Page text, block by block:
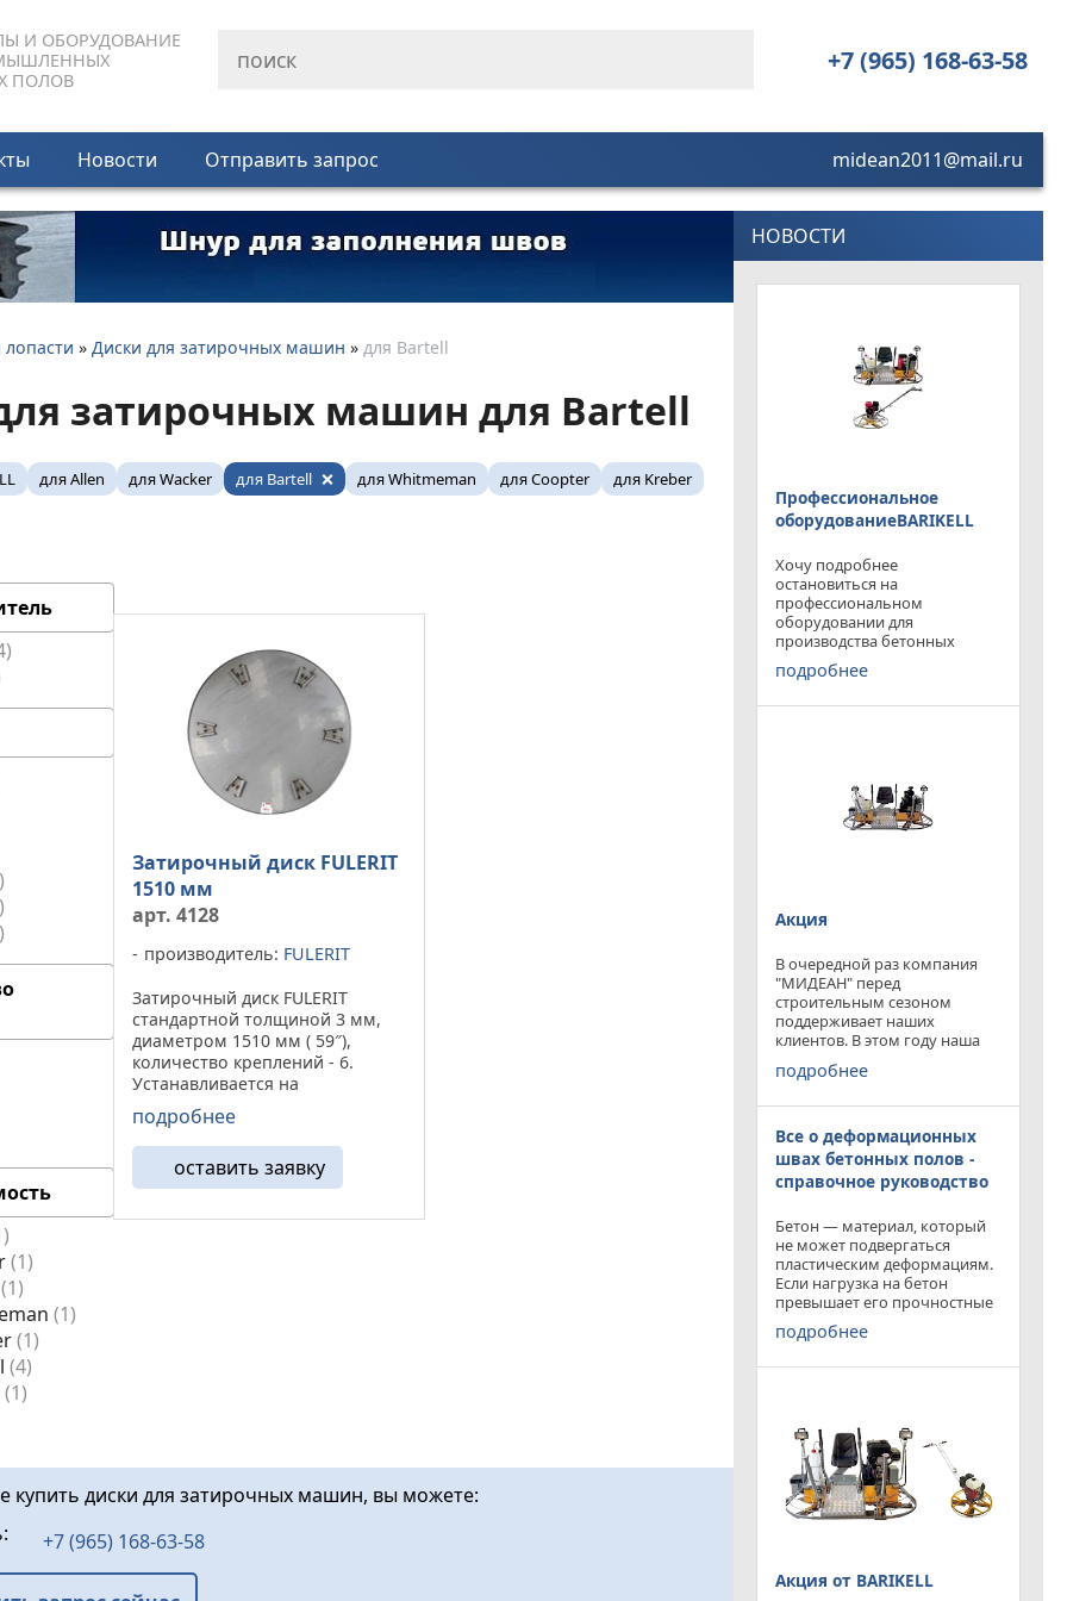
И ОБОРУДОВАНИЕ
ПОЛОВ
+7 (965) 168-63-58
Новости Отправить запрос midean2011@mail.ru
» Диски для затирочных машин » для Bartell
затирочных машин для Bartell
для Allen для Wacker для Bartell для Whitmeman для Coopter
для Kreber
1
1
1
1
4
1
Затирочный диск FULERIT
1510 мм
арт. 4128
производитель: FULERIT
Затирочный диск FULERIT
стандартной толщиной 3 мм,
диаметром 1510 мм ( 59″),
количество креплений - 6.
Устанавливается на
затирочные машины Allen,
Wacker, Bartell, Whitmeman,
Coopter, Kreber и др. Благодаря
высокому качеству
изготовления, затирочный ...
подробнее
оставить заявку
купить диски для затирочных машин, вы можете:
+7 (965) 168-63-58
НОВОСТИ
Профессиональное
оборудованиеBARIKELL
Хочу подробнее
остановиться на
профессиональном
оборудовании для
производства бетонных
работ, ибо к качеству
поверхности бетона в
широк. Это
подробнее
Акция
В очередной раз компания
"МИДЕАН" перед
строительным сезоном
поддерживает наших
клиентов. В этом году наша
компания предлагает
приобрести двухроторную
площадью затирки 2540 мм
по цене двухроторной
подробнее
Все о деформационных
швах бетонных полов -
справочное руководство
Бетон — материал, который
не может подвергаться
пластическим деформациям.
Если нагрузка на бетон
превышает его прочностные
характеристики, то он
попросту растрескивается.
подробнее
Акция от BARIKELL